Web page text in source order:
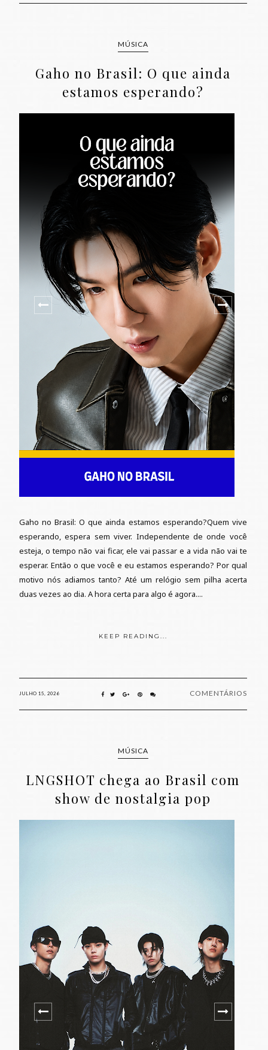
MÚSICA
Gaho no Brasil: O que ainda
estamos esperando?
Gaho no Brasil: O que ainda estamos esperando?Quem vive
esperando, espera sem viver. Independente de onde você
esteja, o tempo não vai ficar, ele vai passar e a vida não vai te
esperar. Então o que você e eu estamos esperando? Por qual
motivo nós adiamos tanto? Até um relógio sem pilha acerta
duas vezes ao dia. A hora certa para algo é agora....
KEEP READING...
JULHO 15, 2026 COMENTÁRIOS
MÚSICA
LNGSHOT chega ao Brasil com
show de nostalgia pop